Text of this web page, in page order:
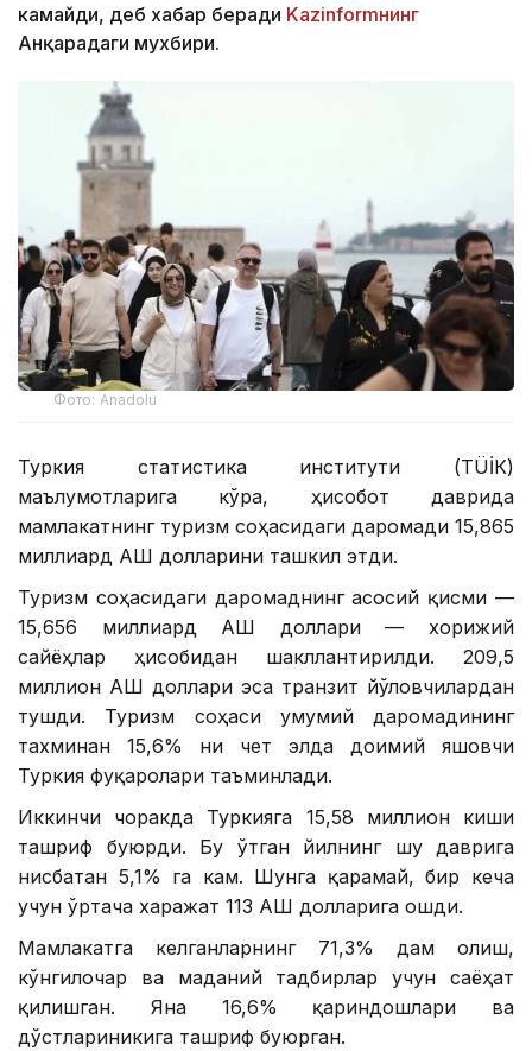
камайди, деб хабар беради Kazinformнинг
Анқарадаги мухбири.
Фото: Anadolu
Туркия статистика институти (ТÜİК)
маълумотларига кўра, ҳисобот даврида
мамлакатнинг туризм соҳасидаги даромади 15,865
миллиард АҚШ долларини ташкил этди.
Туризм соҳасидаги даромаднинг асосий қисми —
15,656 миллиард АҚШ доллари — хорижий
сайёҳлар ҳисобидан шакллантирилди. 209,5
миллион АҚШ доллари эса транзит йўловчилардан
тушди. Туризм соҳаси умумий даромадининг
тахминан 15,6% ни чет элда доимий яшовчи
Туркия фуқаролари таъминлади.
Иккинчи чоракда Туркияга 15,58 миллион киши
ташриф буюрди. Бу ўтган йилнинг шу даврига
нисбатан 5,1% га кам. Шунга қарамай, бир кеча
учун ўртача харажат 113 АҚШ долларига ошди.
Мамлакатга келганларнинг 71,3% дам олиш,
кўнгилочар ва маданий тадбирлар учун саёҳат
қилишган. Яна 16,6% қариндошлари ва
дўстлариникига ташриф буюрган.